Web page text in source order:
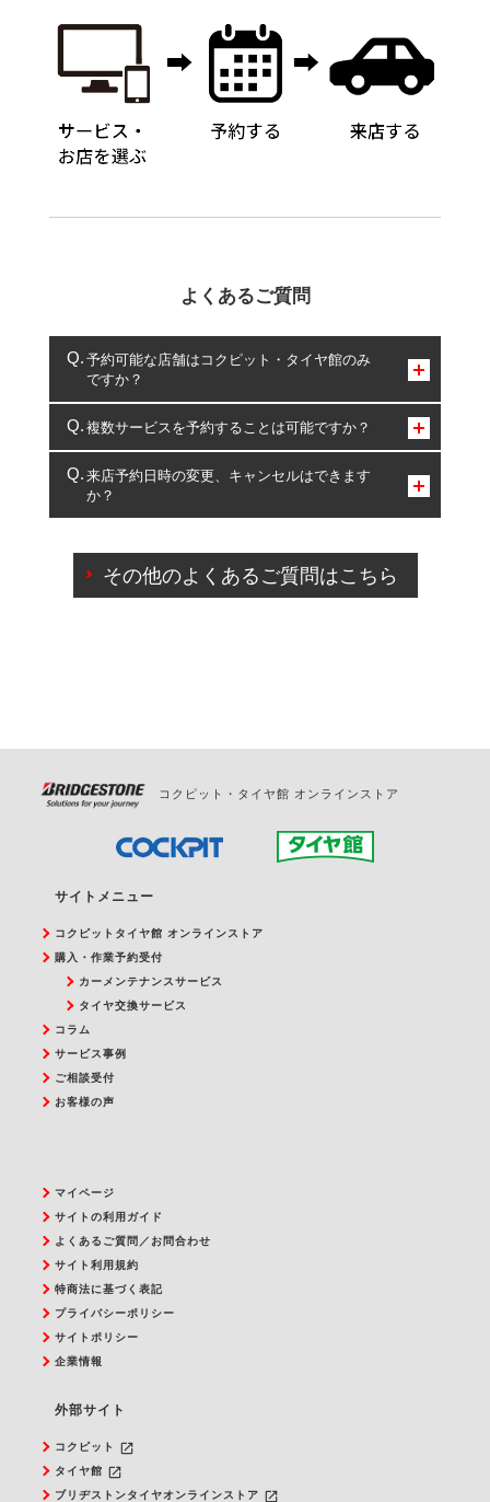
よくあるご質問
予約可能な店舗はコクピット・タイヤ館のみ
ですか？
コクピット・タイヤ館のみとなります。
複数サービスを予約することは可能ですか？
複数サービスのご予約は可能です。
一部の商品・サービスの組み合わせに限り、同時にご予約が
出来ないものもございます。
来店予約日時の変更、キャンセルはできます
か？
ご来店予約日の3営業日前を過ぎている場合のご予約
の日時変更につきましては、直接ご予約の店舗まで
その他のよくあるご質問はこちら
コクピット・タイヤ館 オンラインストア
サイトメニュー
コクピットタイヤ館 オンラインストア
購入・作業予約受付
カーメンテナンスサービス
タイヤ交換サービス
コラム
サービス事例
ご相談受付
お客様の声
マイページ
サイトの利用ガイド
よくあるご質問／お問合わせ
サイト利用規約
特商法に基づく表記
プライバシーポリシー
サイトポリシー
企業情報
外部サイト
コクピット launch
タイヤ館 launch
ブリヂストンタイヤオンラインストア launch